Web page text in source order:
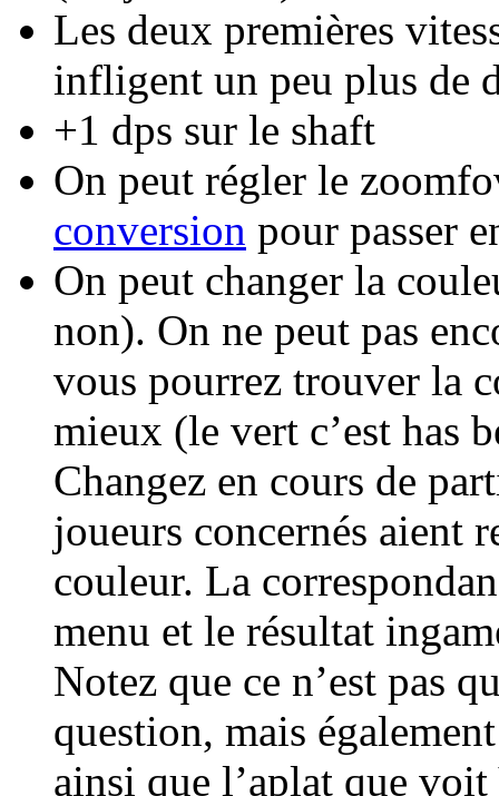
Les deux premières
infligent un peu plus de
+1 dps sur le shaft
On peut régler le
conversion pour passer
On peut changer la
non). On ne peut pas
vous pourrez trouver la
mieux (le vert c’est has
Changez en cours de
joueurs concernés aient
couleur. La
menu et le résultat
Notez que ce n’est pas
question, mais
ainsi que l’aplat que